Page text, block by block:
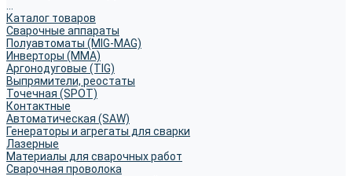
Каталог товаров
Сварочные аппараты
Полуавтоматы (MIG-MAG)
Инверторы (MMA)
Аргонодуговые (TIG)
Выпрямители, реостаты
Точечная (SPOT)
Контактные
Автоматическая (SAW)
Генераторы и агрегаты для сварки
Лазерные
Материалы для сварочных работ
Сварочная проволока